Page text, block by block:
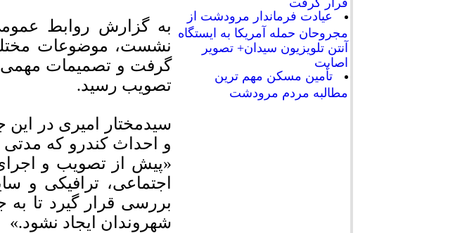
عیادت فرماندار مرودشت از
مجروحان حمله آمریکا به ایستگاه
آنتن تلویزیون سیدان+ تصویر
اصابت
تأمین مسکن مهم ترین
مطالبه مردم مرودشت
به گزارش روابط
نشست، موضوعات
گرفت و تصمیمات مهمی
تصویب رسید.
سیدمختار امیری در این
و احداث کندرو که
«پیش از تصویب و
اجتماعی، ترافیکی و
بررسی قرار گیرد تا
شهروندان ایجاد نشود.»